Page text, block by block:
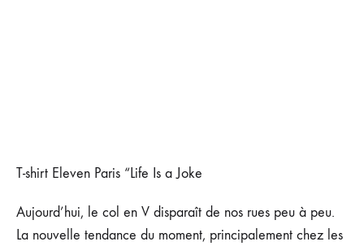
T-shirt Eleven Paris “Life Is a Joke
Aujourd’hui, le col en V disparaît de nos rues peu à peu.
La nouvelle tendance du moment, principalement chez les